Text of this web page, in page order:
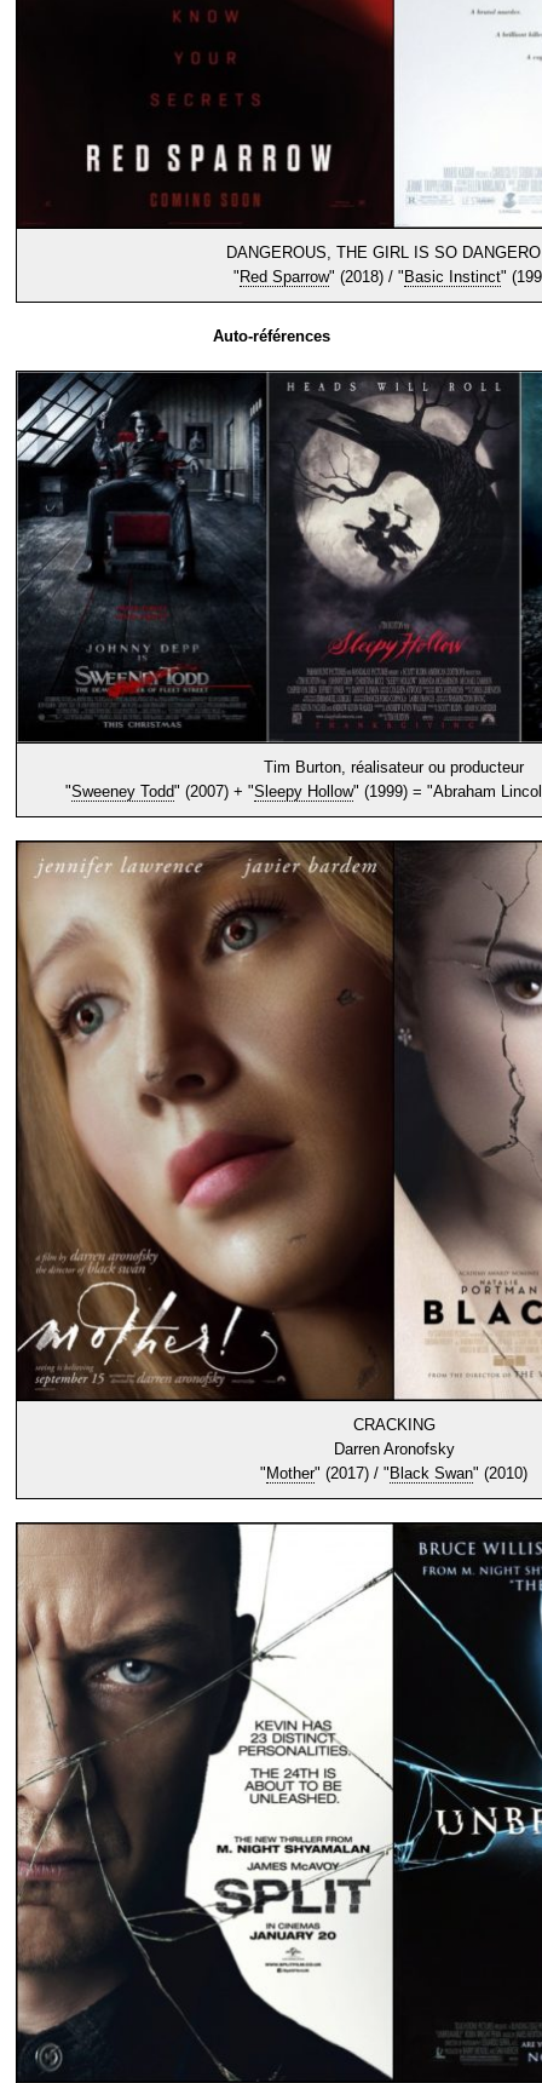
DANGEROUS, THE GIRL IS SO
"Red Sparrow" (2018) / "Basic Instinct"
Auto-références
Tim Burton, réalisateur ou producteur
"Sweeney Todd" (2007) + "Sleepy Hollow" (1999) = "Abraham
CRACKING
Darren Aronofsky
" Mother" (2017) / " Black Swan" (2010)